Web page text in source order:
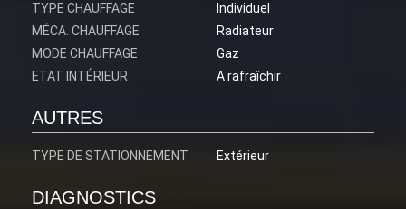
TYPE CHAUFFAGE
Individuel
MÉCA. CHAUFFAGE
Radiateur
MODE CHAUFFAGE
Gaz
ETAT INTÉRIEUR
A rafraîchir
AUTRES
TYPE DE STATIONNEMENT Extérieur
DIAGNOSTICS